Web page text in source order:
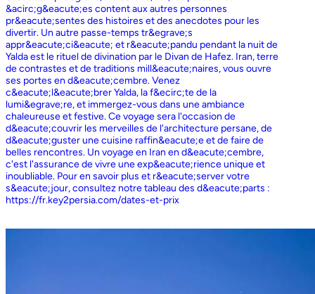
&acirc;g&eacute;es content aux autres personnes
pr&eacute;sentes des histoires et des anecdotes pour les
divertir. Un autre passe-temps tr&egrave;s
appr&eacute;ci&eacute; et r&eacute;pandu pendant la nuit de
Yalda est le rituel de divination par le Divan de Hafez. Iran, terre
de contrastes et de traditions mill&eacute;naires, vous ouvre
ses portes en d&eacute;cembre. Venez
c&eacute;l&eacute;brer Yalda, la f&ecirc;te de la
lumi&egrave;re, et immergez-vous dans une ambiance
chaleureuse et festive. Ce voyage sera l'occasion de
d&eacute;couvrir les merveilles de l'architecture persane, de
d&eacute;guster une cuisine raffin&eacute;e et de faire de
belles rencontres. Un voyage en Iran en d&eacute;cembre,
c'est l'assurance de vivre une exp&eacute;rience unique et
inoubliable. Pour en savoir plus et r&eacute;server votre
s&eacute;jour, consultez notre tableau des d&eacute;parts :
https://fr.key2persia.com/dates-et-prix